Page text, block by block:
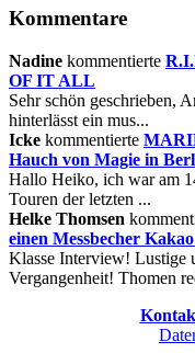
Kommentare
Nadine kommentierte
OF IT ALL
Sehr schön geschrieben,
hinterlässt ein mus...
Icke kommentierte
Hauch von Magie in
Hallo Heiko, ich war am
Touren der letzten ...
Helke Thomsen
einen Messbecher
Klasse Interview! Lustige
Vergangenheit! Thomen